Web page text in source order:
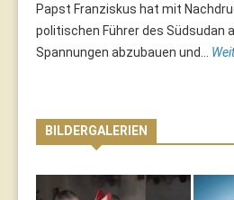
Papst Franziskus hat mit
politischen Führer des Südsudan
Spannungen abzubauen und...
BILDERGALERIEN